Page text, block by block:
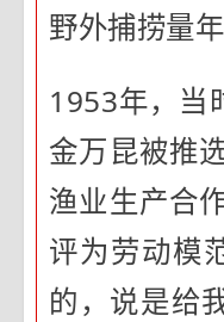
野外捕捞量
1953年，当
金万昆被推
渔业生产合
评为劳动模
的，说是给